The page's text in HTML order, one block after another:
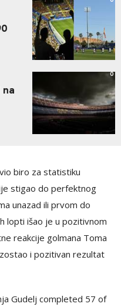
na
0
biro za statistiku
stigao do perfektnog
unazad ili prvom do
lopti išao je u pozitivnom
reakcije golmana Toma
i pozitivan rezultat
Gudelj completed 57 of